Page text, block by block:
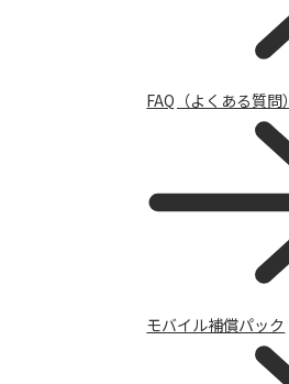
FAQ（よくある質問）
モバイル補償パック